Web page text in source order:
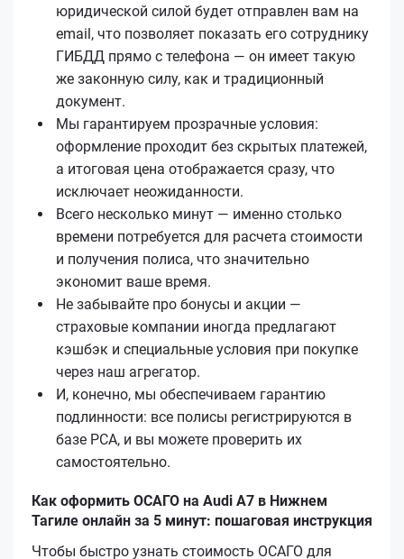
юридической силой будет отправлен вам на
email, что позволяет показать его сотруднику
ГИБДД прямо с телефона — он имеет такую
же законную силу, как и традиционный
документ.
Мы гарантируем прозрачные условия:
оформление проходит без скрытых платежей,
а итоговая цена отображается сразу, что
исключает неожиданности.
Всего несколько минут — именно столько
времени потребуется для расчета стоимости
и получения полиса, что значительно
экономит ваше время.
Не забывайте про бонусы и акции —
страховые компании иногда предлагают
кэшбэк и специальные условия при покупке
через наш агрегатор.
И, конечно, мы обеспечиваем гарантию
подлинности: все полисы регистрируются в
базе РСА, и вы можете проверить их
самостоятельно.
Как оформить ОСАГО на Audi A7 в Нижнем
Тагиле онлайн за 5 минут: пошаговая инструкция
Чтобы быстро узнать стоимость ОСАГО для